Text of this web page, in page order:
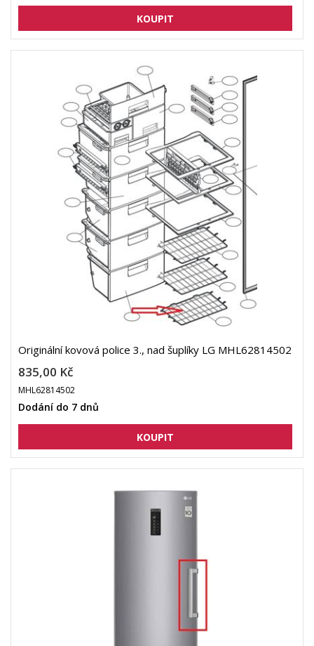
Originální kovová police 3., nad šuplíky LG MHL62814502
835,00 Kč
MHL62814502
Dodání do 7 dnů